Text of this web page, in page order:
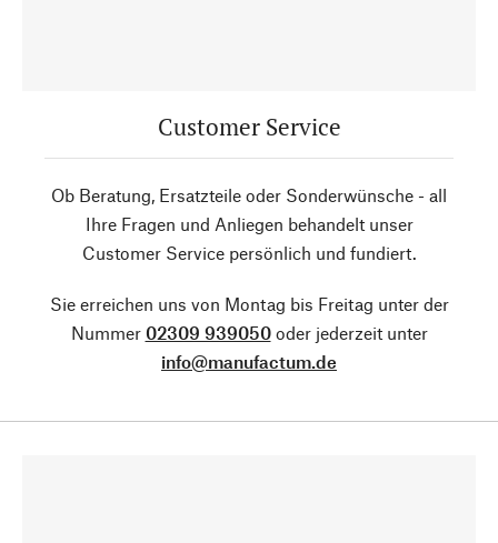
Customer Service
Ob Beratung, Ersatzteile oder Sonderwünsche - all
Ihre Fragen und Anliegen behandelt unser
Customer Service persönlich und fundiert.
Sie erreichen uns von Montag bis Freitag unter der
Nummer 02309 939050oder jederzeit unter
info@manufactum.de